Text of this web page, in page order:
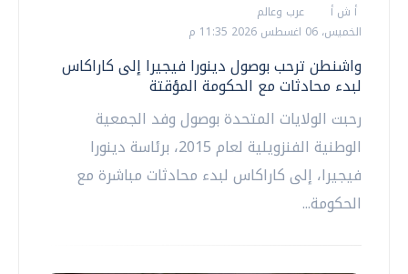
أ ش أ
عرب وعالم
الخميس، 06 اغسطس 2026 11:35 م
واشنطن ترحب بوصول دينورا فيجيرا إلى كاراكاس
لبدء محادثات مع الحكومة المؤقتة
رحبت الولايات المتحدة بوصول وفد الجمعية
الوطنية الفنزويلية لعام 2015، برئاسة دينورا
فيجيرا، إلى كاراكاس لبدء محادثات مباشرة مع
الحكومة...